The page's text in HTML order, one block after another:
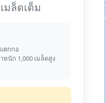
มล็ดเต็ม
แตกกอ
หนัก 1,000 เมล็ดสูง